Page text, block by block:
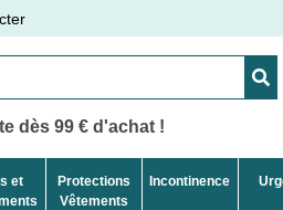
dès 99 € d'achat !
et
Protections
Vêtements
Incontinence